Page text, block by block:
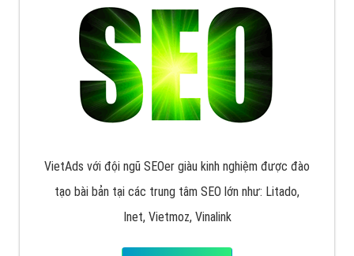
VietAds với đội ngũ SEOer giàu kinh nghiệm được đào
tạo bài bản tại các trung tâm SEO lớn như: Litado,
Inet, Vietmoz, Vinalink